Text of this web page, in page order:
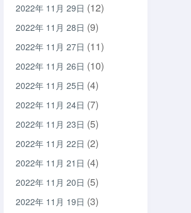
2022年 11月 29日 (12)
2022年 11月 28日 (9)
2022年 11月 27日 (11)
2022年 11月 26日 (10)
2022年 11月 25日 (4)
2022年 11月 24日 (7)
2022年 11月 23日 (5)
2022年 11月 22日 (2)
2022年 11月 21日 (4)
2022年 11月 20日 (5)
2022年 11月 19日 (3)